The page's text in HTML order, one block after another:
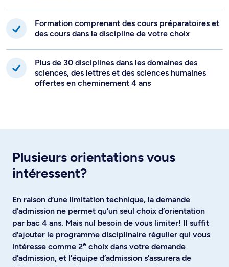
Formation comprenant des cours préparatoires et
des cours dans la discipline de votre choix
Plus de 30 disciplines dans les domaines des
sciences, des lettres et des sciences humaines
offertes en cheminement 4 ans
Plusieurs orientations vous
intéressent?
En raison d’une limitation technique, la demande
d’admission ne permet qu’un seul choix d’orientation
par bac 4 ans. Mais nul besoin de vous limiter! Il suffit
d’ajouter le programme disciplinaire régulier qui vous
intéresse comme 2e choix dans votre demande
d’admission, et l’équipe d’admission s’assurera de